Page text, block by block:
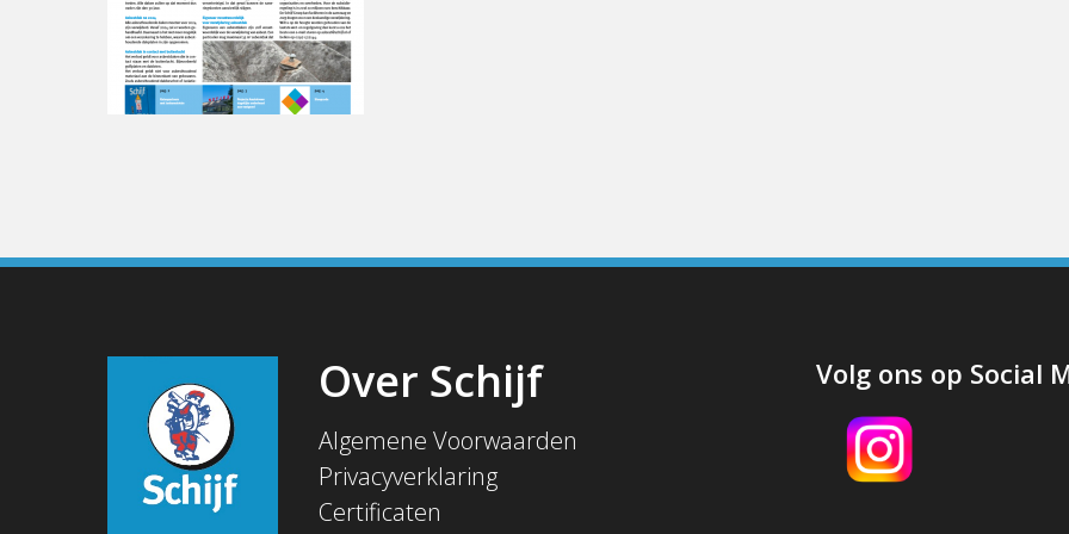
Over Schijf
Algemene Voorwaarden
Privacyverklaring
Certificaten
Volg ons op Social